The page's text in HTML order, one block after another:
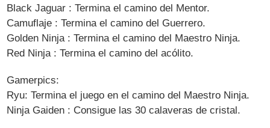
Black Jaguar : Termina el camino del Mentor.
Camuflaje : Termina el camino del Guerrero.
Golden Ninja : Termina el camino del Maestro Ninja.
Red Ninja : Termina el camino del acólito.
Gamerpics:
Ryu: Termina el juego en el camino del Maestro Ninja.
Ninja Gaiden : Consigue las 30 calaveras de cristal.